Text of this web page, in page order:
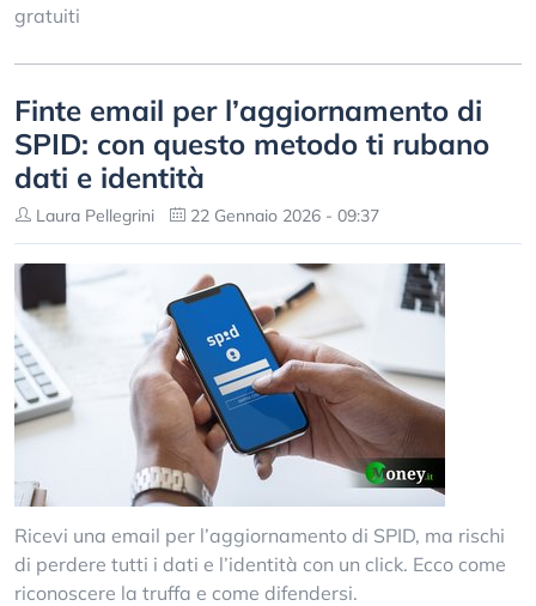
gratuiti
Finte email per l’aggiornamento di
SPID: con questo metodo ti rubano
dati e identità
Laura Pellegrini 22 Gennaio 2026 - 09:37
Ricevi una email per l’aggiornamento di SPID, ma rischi
di perdere tutti i dati e l’identità con un click. Ecco come
riconoscere la truffa e come difendersi.